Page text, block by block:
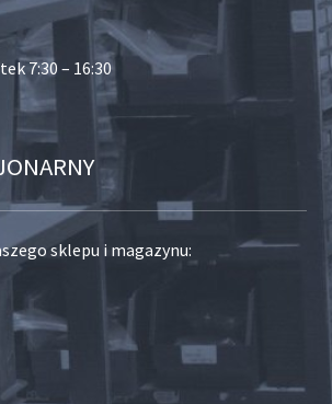
7:30 – 16:30
sklepu i magazynu: